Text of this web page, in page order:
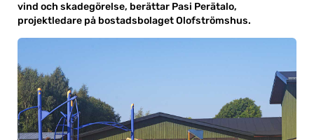
vind och skadegörelse, berättar Pasi Perätalo,
projektledare på bostadsbolaget Olofströmshus.